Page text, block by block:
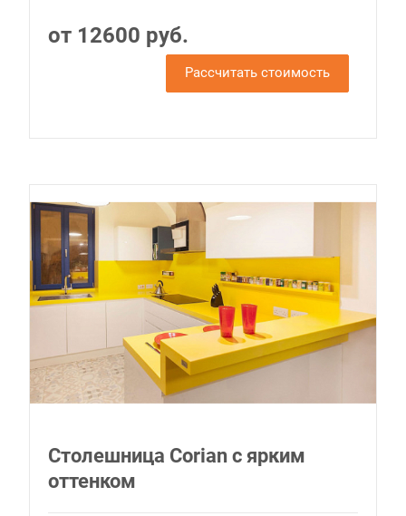
от 12600 руб.
Рассчитать стоимость
Столешница Corian с ярким
оттенком